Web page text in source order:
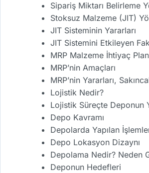
Sipariş Miktarı Belirleme
Stoksuz Malzeme (JIT)
JIT Sisteminin Yararları
JIT Sistemini Etkileyen
MRP Malzeme İhtiyaç
MRP’nin Amaçları
MRP’nin Yararları,
Lojistik Nedir?
Lojistik Süreçte Deponun
Depo Kavramı
Depolarda Yapılan
Depo Lokasyon Dizaynı
Depolama Nedir? Neden
Deponun Hedefleri